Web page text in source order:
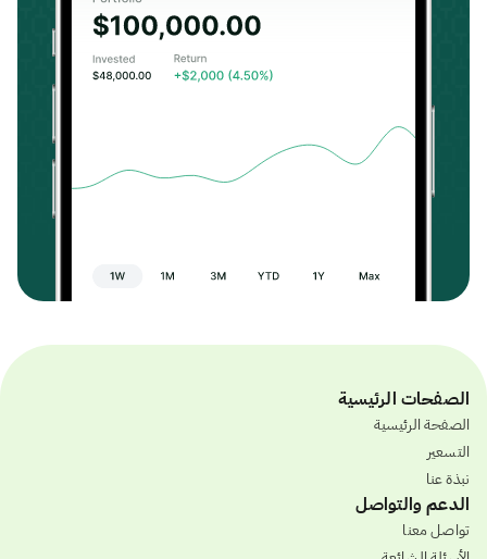
الصفحات الرئيسية
الصفحة الرئيسية
التسعير
نبذة عنا
الدعم والتواصل
تواصل معنا